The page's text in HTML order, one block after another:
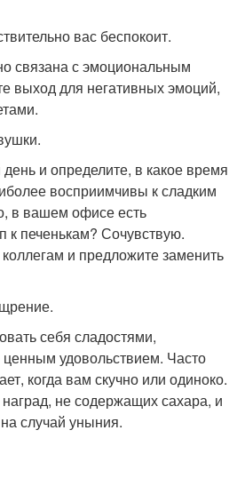
вас беспокоит.
связана с эмоциональным
выход для негативных эмоций,
и определите, в какое время
восприимчивы к сладким
в вашем офисе есть
к печенькам? Сочувствую.
и предложите заменить
себя сладостями,
удовольствием. Часто
когда вам скучно или одиноко.
не содержащих сахара, и
случай уныния.